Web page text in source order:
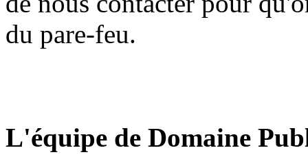
du pare-feu.
L'équipe de Domaine